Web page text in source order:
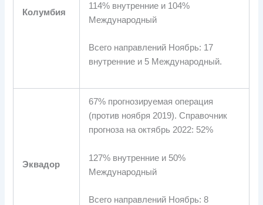
Колумбия
114% внутренние и 104%
Международный
Всего направлений Ноябрь: 17
внутренние и 5 Международный.
Эквадор
67% прогнозируемая операция
(против ноября 2019). Справочник
прогноза на октябрь 2022: 52%
127% внутренние и 50%
Международный
Всего направлений Ноябрь: 8